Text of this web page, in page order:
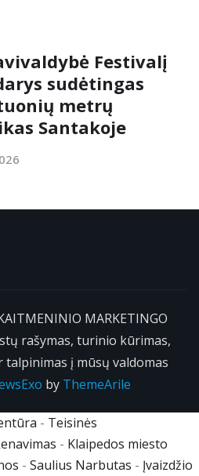
Festivalį
sudėtingas
metrų
Santakoje
MARKETINGO
rašymas, turinio kūrimas,
į mūsų valdomas
by ThemeArile
- Teisinės
- Klaipedos miesto
- Saulius Narbutas - Įvaizdžio